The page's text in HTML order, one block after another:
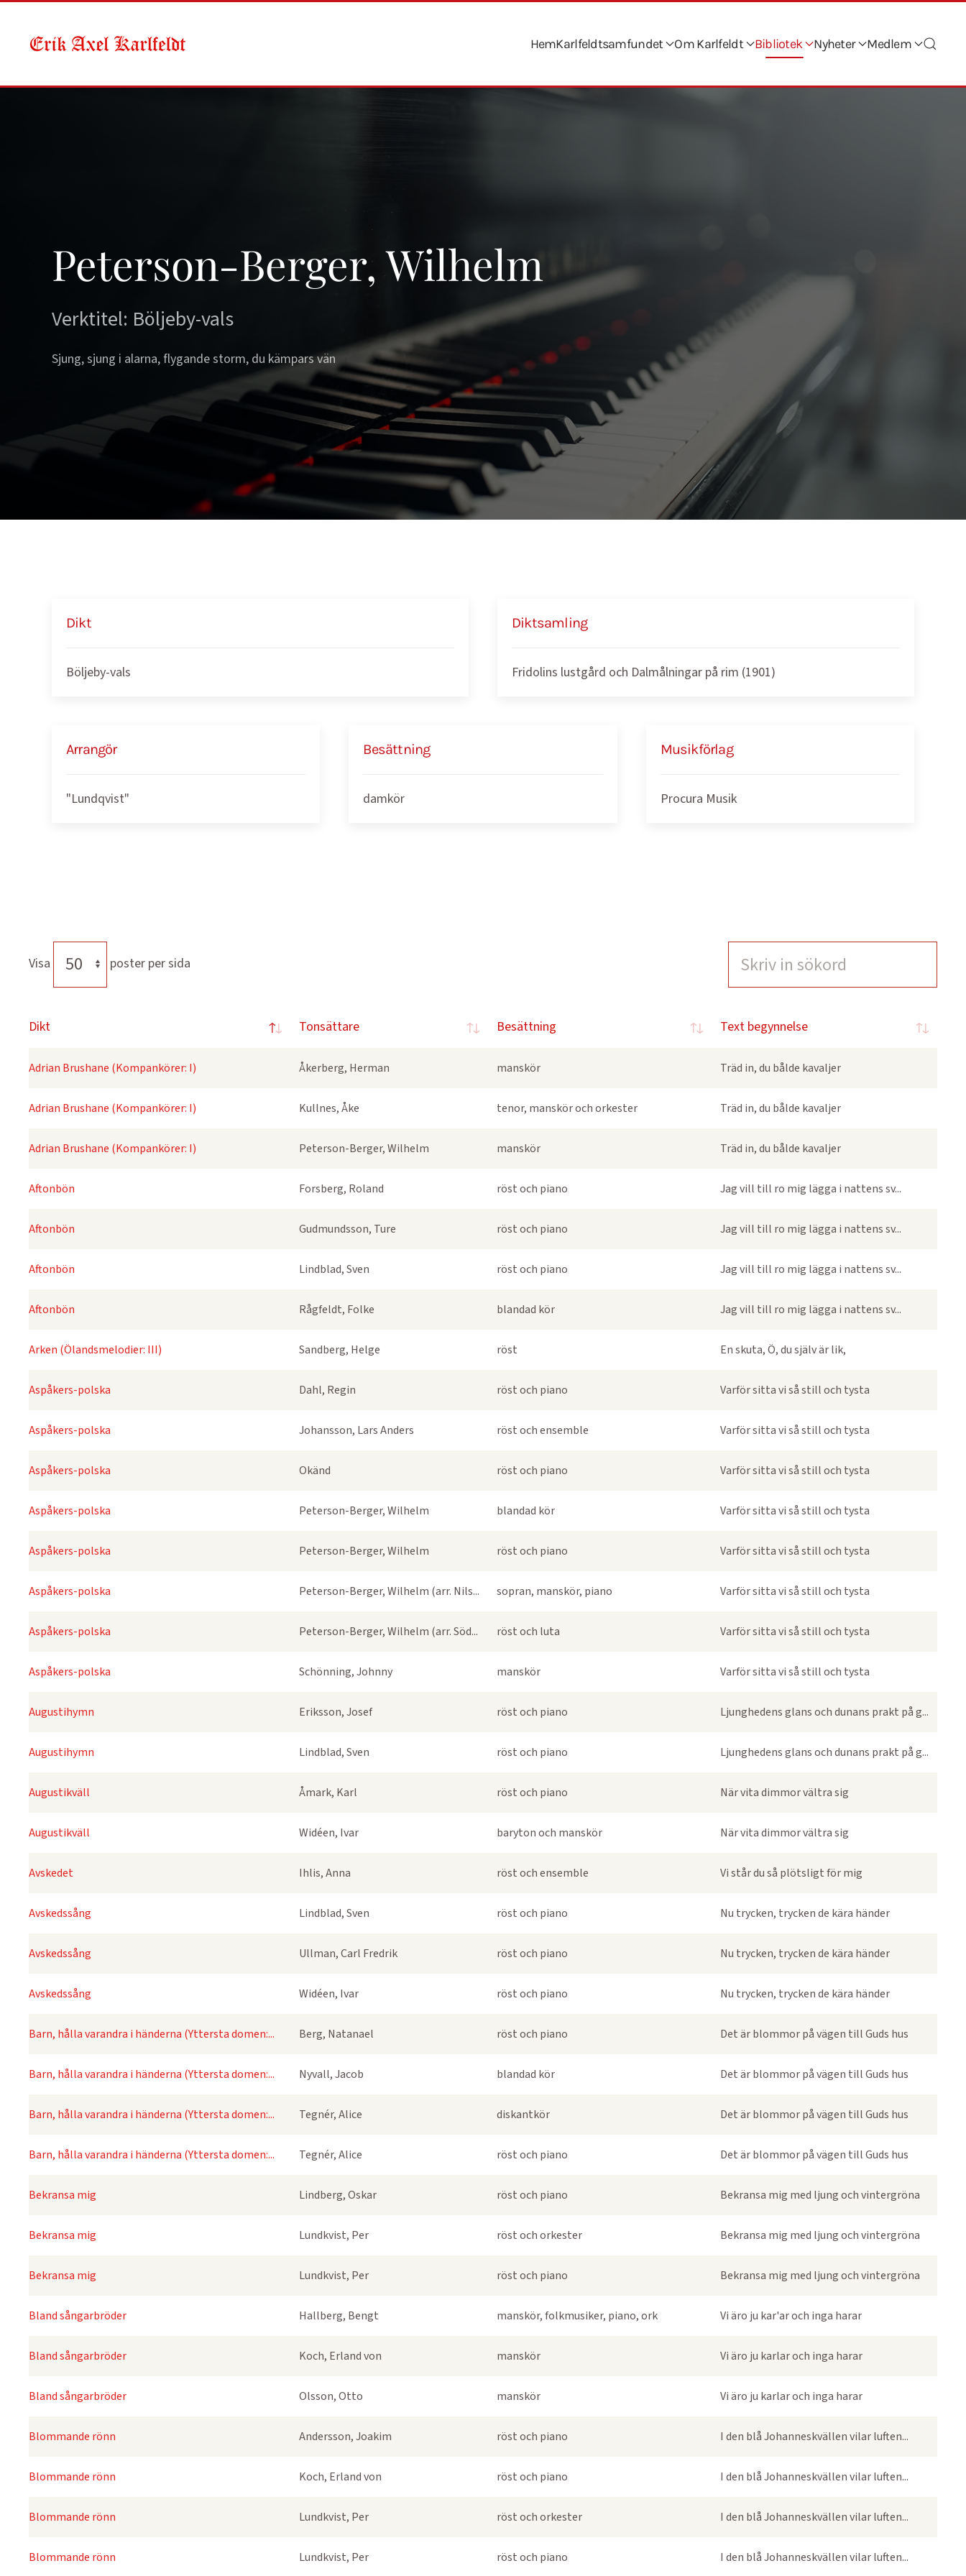
Skip to main content HemKarlfeldtsamfundet Om Karlfeldt Bibliotek Nyheter Medlem
Peterson-Berger, Wilhelm
Verktitel: Böljeby-vals
Sjung, sjung i alarna, flygande storm, du kämpars vän
Dikt
Böljeby-vals
Diktsamling
Fridolins lustgård och Dalmålningar på rim (1901)
Arrangör
"Lundqvist"
Besättning
damkör
Musikförlag
Procura Musik
Visa poster per sida
Dikt Tonsättare Besättning Text begynnelse
Adrian Brushane (Kompankörer: I) Åkerberg, Herman manskör Träd in, du bålde kavaljer
Adrian Brushane (Kompankörer: I) Kullnes, Åke tenor, manskör och orkester Träd in, du bålde kavaljer
Adrian Brushane (Kompankörer: I) Peterson-Berger, Wilhelm manskör Träd in, du bålde kavaljer
Aftonbön Forsberg, Roland röst och piano Jag vill till ro mig lägga i nattens sv...
Aftonbön Gudmundsson, Ture röst och piano Jag vill till ro mig lägga i nattens sv...
Aftonbön Lindblad, Sven röst och piano Jag vill till ro mig lägga i nattens sv...
Aftonbön Rågfeldt, Folke blandad kör Jag vill till ro mig lägga i nattens sv...
Arken (Ölandsmelodier: III) Sandberg, Helge röst En skuta, Ö, du själv är lik,
Aspåkers-polska Dahl, Regin röst och piano Varför sitta vi så still och tysta
Aspåkers-polska Johansson, Lars Anders röst och ensemble Varför sitta vi så still och tysta
Aspåkers-polska Okänd röst och piano Varför sitta vi så still och tysta
Aspåkers-polska Peterson-Berger, Wilhelm blandad kör Varför sitta vi så still och tysta
Aspåkers-polska Peterson-Berger, Wilhelm röst och piano Varför sitta vi så still och tysta
Aspåkers-polska Peterson-Berger, Wilhelm (arr. Nils... sopran, manskör, piano Varför sitta vi så still och tysta
Aspåkers-polska Peterson-Berger, Wilhelm (arr. Söd... röst och luta Varför sitta vi så still och tysta
Aspåkers-polska Schönning, Johnny manskör Varför sitta vi så still och tysta
Augustihymn Eriksson, Josef röst och piano Ljunghedens glans och dunans prakt på g...
Augustihymn Lindblad, Sven röst och piano Ljunghedens glans och dunans prakt på g...
Augustikväll Åmark, Karl röst och piano När vita dimmor vältra sig
Augustikväll Widéen, Ivar baryton och manskör När vita dimmor vältra sig
Avskedet Ihlis, Anna röst och ensemble Vi står du så plötsligt för mig
Avskedssång Lindblad, Sven röst och piano Nu trycken, trycken de kära händer
Avskedssång Ullman, Carl Fredrik röst och piano Nu trycken, trycken de kära händer
Avskedssång Widéen, Ivar röst och piano Nu trycken, trycken de kära händer
Barn, hålla varandra i händerna (Yttersta domen:... Berg, Natanael röst och piano Det är blommor på vägen till Guds hus
Barn, hålla varandra i händerna (Yttersta domen:... Nyvall, Jacob blandad kör Det är blommor på vägen till Guds hus
Barn, hålla varandra i händerna (Yttersta domen:... Tegnér, Alice diskantkör Det är blommor på vägen till Guds hus
Barn, hålla varandra i händerna (Yttersta domen:... Tegnér, Alice röst och piano Det är blommor på vägen till Guds hus
Bekransa mig Lindberg, Oskar röst och piano Bekransa mig med ljung och vintergröna
Bekransa mig Lundkvist, Per röst och orkester Bekransa mig med ljung och vintergröna
Bekransa mig Lundkvist, Per röst och piano Bekransa mig med ljung och vintergröna
Bland sångarbröder Hallberg, Bengt manskör, folkmusiker, piano, ork Vi äro ju kar'ar och inga harar
Bland sångarbröder Koch, Erland von manskör Vi äro ju karlar och inga harar
Bland sångarbröder Olsson, Otto manskör Vi äro ju karlar och inga harar
Blommande rönn Andersson, Joakim röst och piano I den blå Johanneskvällen vilar luften...
Blommande rönn Koch, Erland von röst och piano I den blå Johanneskvällen vilar luften...
Blommande rönn Lundkvist, Per röst och orkester I den blå Johanneskvällen vilar luften...
Blommande rönn Lundkvist, Per röst och piano I den blå Johanneskvällen vilar luften...